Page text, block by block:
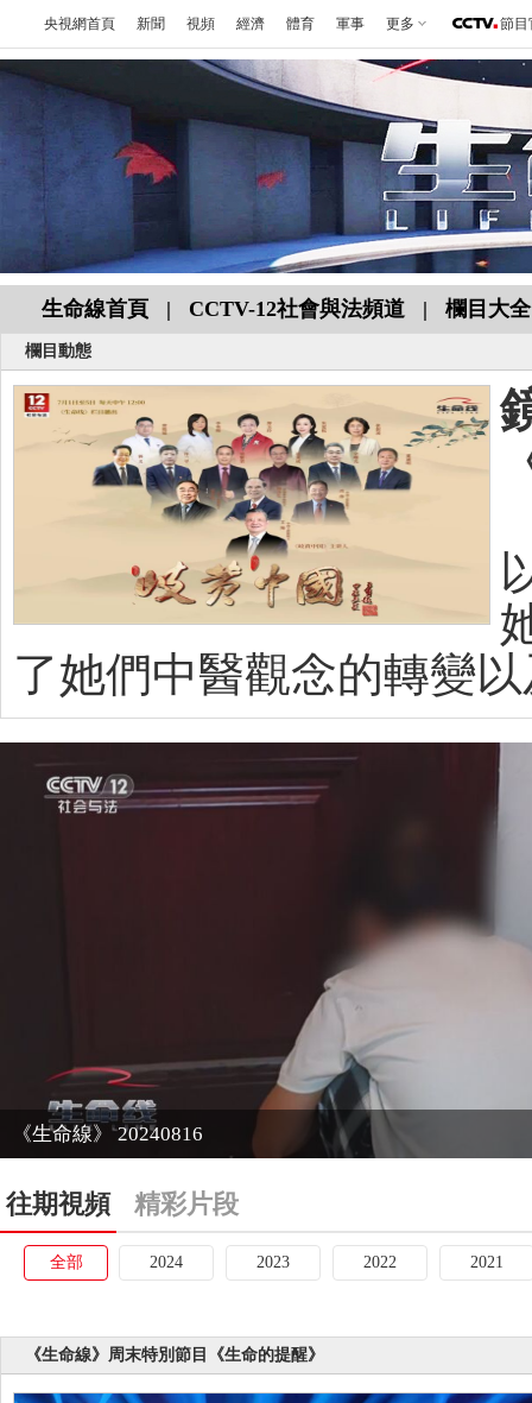
央視網首頁 新聞 視頻 經濟 體育 軍事 更多 節目
生命線首頁 | CCTV-12社會與法頻道 | 欄目大全
欄目動態
了她們中醫觀念的轉變
《生命線》 20240816
往期視頻 精彩片段
全部 2024 2023 2022 2021
《生命線》周末特別節目《生命的提醒》